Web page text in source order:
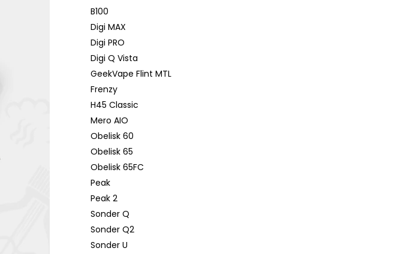
B100
Digi MAX
Digi PRO
Digi Q Vista
GeekVape Flint MTL
Frenzy
H45 Classic
Mero AIO
Obelisk 60
Obelisk 65
Obelisk 65FC
Peak
Peak 2
Sonder Q
Sonder Q2
Sonder U